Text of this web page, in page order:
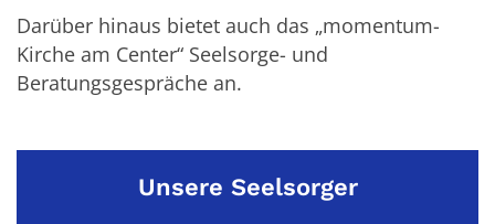
Darüber hinaus bietet auch das „momentum-
Kirche am Center“ Seelsorge- und
Beratungsgespräche an.
Unsere Seelsorger